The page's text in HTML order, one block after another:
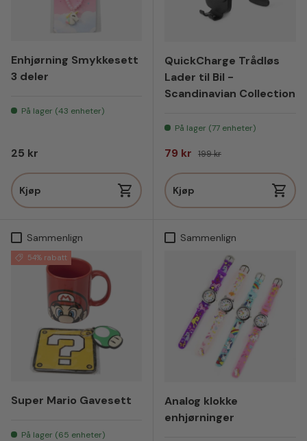
Enhjørning Smykkesett
3 deler
På lager (43 enheter)
Vanlig pris
25 kr
Kjøp
QuickCharge Trådløs
Lader til Bil -
Scandinavian Collection
På lager (77 enheter)
Salgspris
79 kr Vanlig pris
199 kr
Kjøp
Sammenlign
54% rabatt
Super Mario Gavesett
På lager (65 enheter)
Sammenlign
Analog klokke
enhjørninger